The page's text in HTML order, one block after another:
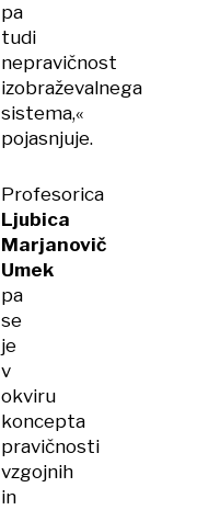
pa
tudi
nepravičnost
izobraževalnega
sistema,«
pojasnjuje.
Profesorica
Ljubica
Marjanovič
Umek
pa
se
je
v
okviru
koncepta
pravičnosti
vzgojnih
in